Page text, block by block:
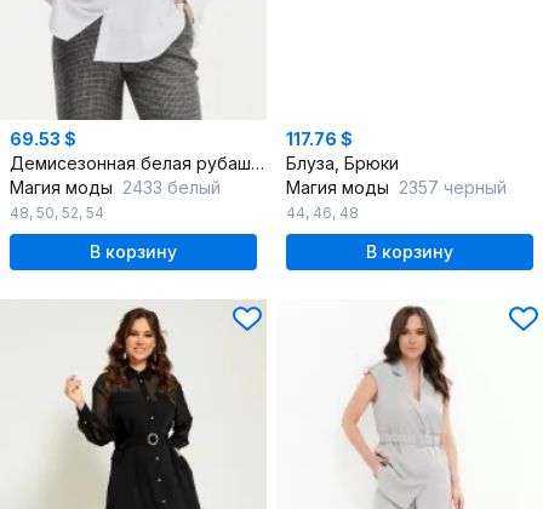
69.53 $
Демисезонная белая рубашка из хлопка с отложным воротником
Магия моды 2433 белый
48, 50, 52, 54
В корзину
117.76 $
Блуза, Брюки
Магия моды 2357 черный
44, 46, 48
В корзину